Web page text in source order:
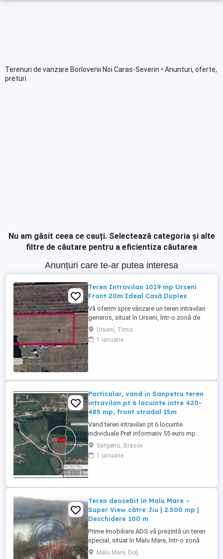
Terenuri de vanzare Borlovenii Noi Caras-Severin • Anunturi, oferte,
preturi
Nu am găsit ceea ce cauți. Selectează categoria și alte
filtre de căutare pentru a eficientiza căutarea
Anunțuri care te-ar putea interesa
Teren Intravilan 1019 mp Urseni
Front 20m Ideal Casă Duplex
Vă oferim spre vânzare un teren intravilan
generos, situat în Urseni, într-o zonă de
case noi, liniștită și cu acces facil. Este
locația perfectă pentru cei care își doresc
o casă cu curte mare sau pentru
Urseni, Timis
1 ianuarie
Particular, vand in Sanpetru teren
intravilan pt 6 locuinte intre 420-
485 mp, front stradal 15m
Vand teren intravilan pt 6 locuinte
individuale Pret informativ 55 euro mp .
Oportunitate pt investitie. terenul detine
PUZ (S+P+1+M )si respectiv certificat de
urbanism inclusiv CF pt fiecare parcela.
separat , ideal ...
Sanpetru, Brasov
1 ianuarie
Teren deosebit în Malu Mare –
Super View către Jiu | 2.500 mp |
Deschidere 100 m
Prime Imobiliare ADS vă prezintă un teren
special, situat în Malu Mare, într-o zonă
liniștită și apreciată, ideal pentru
Malu Mare, Dolj